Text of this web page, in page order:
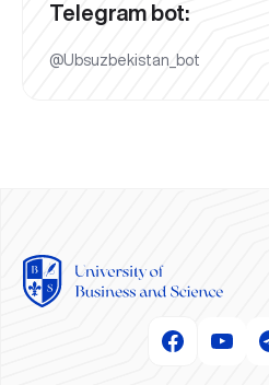
Telegram bot:
@Ubsuzbekistan_bot